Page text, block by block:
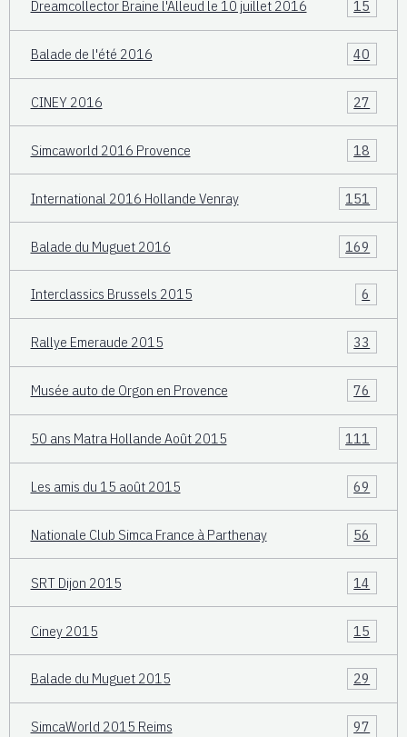
Dreamcollector Braine l'Alleud le 10 juillet 2016 15
Balade de l'été 2016 40
CINEY 2016 27
Simcaworld 2016 Provence 18
International 2016 Hollande Venray 151
Balade du Muguet 2016 169
Interclassics Brussels 2015 6
Rallye Emeraude 2015 33
Musée auto de Orgon en Provence 76
50 ans Matra Hollande Août 2015 111
Les amis du 15 août 2015 69
Nationale Club Simca France à Parthenay 56
SRT Dijon 2015 14
Ciney 2015 15
Balade du Muguet 2015 29
SimcaWorld 2015 Reims 97